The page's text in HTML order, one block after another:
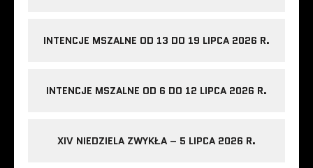
INTENCJE MSZALNE OD 13 DO 19 LIPCA 2026 R.
INTENCJE MSZALNE OD 6 DO 12 LIPCA 2026 R.
XIV NIEDZIELA ZWYKŁA – 5 LIPCA 2026 R.